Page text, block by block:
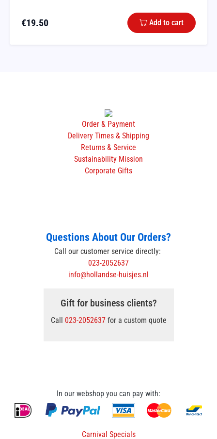
€19.50 Add to cart
Order & Payment
Delivery Times & Shipping
Returns & Service
Sustainability Mission
Corporate Gifts
Questions About Our Orders?
Call our customer service directly:
023-2052637
info@hollandse-huisjes.nl
Gift for business clients?
Call 023-2052637for a custom quote
In our webshop you can pay with:
Carnival Specials